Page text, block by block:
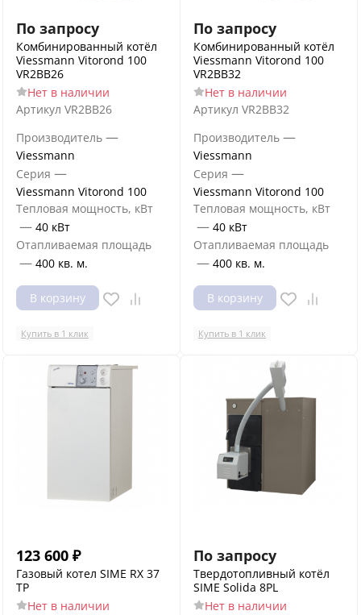
По запросу
Комбинированный котёл
Viessmann Vitorond 100
VR2BB26
Нет в наличии
Артикул VR2BB26
Производитель —
Viessmann
Серия —
Viessmann Vitorond 100
Тепловая мощность, кВт
— 40 кВт
Отапливаемая площадь
— 400 кв. м.
В корзину
Купить в 1 клик
По запросу
Комбинированный котёл
Viessmann Vitorond 100
VR2BB32
Нет в наличии
Артикул VR2BB32
Производитель —
Viessmann
Серия —
Viessmann Vitorond 100
Тепловая мощность, кВт
— 40 кВт
Отапливаемая площадь
— 400 кв. м.
В корзину
Купить в 1 клик
123 600 ₽
Газовый котел SIME RX 37
ТР
Нет в наличии
По запросу
Твердотопливный котёл
SIME Solida 8PL
Нет в наличии